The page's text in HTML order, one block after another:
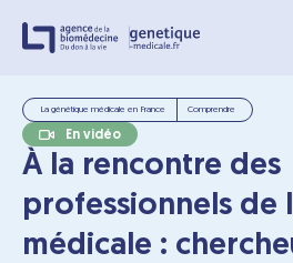
La génétique médicale en France Comprendre
En vidéo
À la rencontre des
professionnels de
médicale :